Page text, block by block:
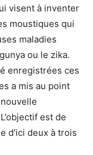
visent à inventer
moustiques qui
maladies
ou le zika.
enregistrées ces
a mis au point
est de
d’ici deux à trois